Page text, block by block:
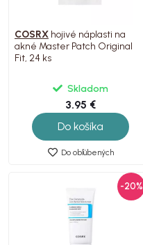
COSRX hojivé náplasti na
akné Master Patch Original
Fit, 24 ks
Skladom
3.95 €
Do košíka
Do obľúbených
-20%